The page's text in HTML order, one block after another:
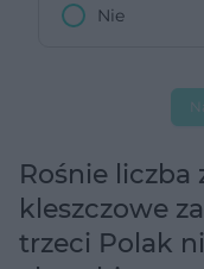
Nie
Rośnie liczba
kleszczowe
trzeci Polak